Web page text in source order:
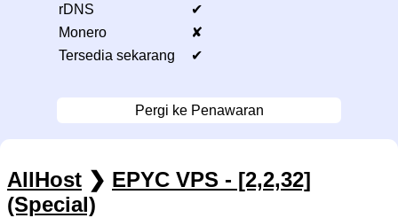
rDNS
✔
Monero
✘
Tersedia sekarang
✔
Pergi ke Penawaran
AllHost ❯ EPYC VPS - [2,2,32]
(Special)